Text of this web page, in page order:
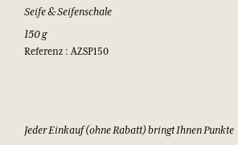
Seife & Seifenschale
150 g
Referenz : AZSP150
Jeder Einkauf (ohne Rabatt) bringt Ihnen Punkte